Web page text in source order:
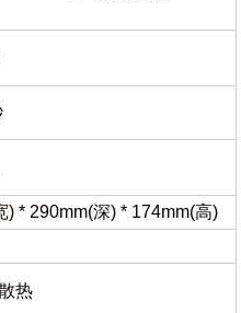
) * 290mm(深) * 174mm(高)
热